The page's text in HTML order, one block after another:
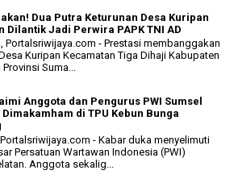
Dua Putra Keturunan Desa Kuripan
Dilantik Jadi Perwira PAPK TNI AD
Portalsriwijaya.com - Prestasi membanggakan
Kuripan Kecamatan Tiga Dihaji Kabupaten
Provinsi Suma...
Anggota dan Pengurus PWI Sumsel
di TPU Kebun Bunga
- Kabar duka menyelimuti
Persatuan Wartawan Indonesia (PWI)
Anggota sekalig...